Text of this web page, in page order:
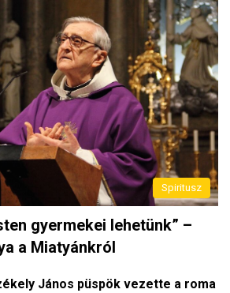
Spiritusz
gyermekei lehetünk” –
a Miatyánkról
János püspök vezette a roma